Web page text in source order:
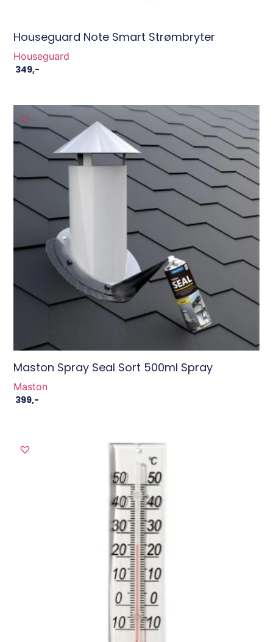
Houseguard Note Smart Strømbryter
Houseguard
349,-
Maston Spray Seal Sort 500ml Spray
Maston
399,-